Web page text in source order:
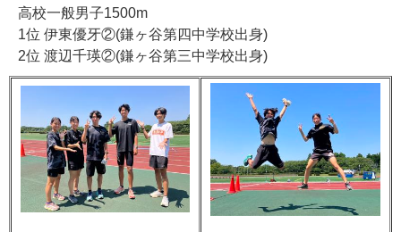
高校一般男子1500m
1位 伊東優牙②(鎌ヶ谷第四中学校出身)
2位 渡辺千瑛②(鎌ヶ谷第三中学校出身)